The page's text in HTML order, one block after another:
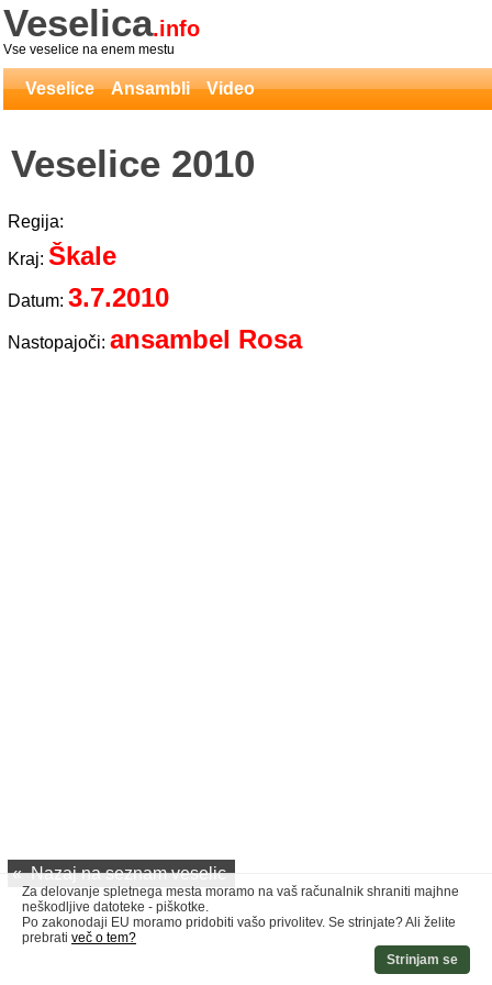
Veselica.info
Vse veselice na enem mestu
Veselice Ansambli Video
Veselice 2010
Regija:
Kraj: Škale
Datum: 3.7.2010
Nastopajoči: ansambel Rosa
« Nazaj na seznam veselic
Za delovanje spletnega mesta moramo na vaš računalnik shraniti majhne
neškodljive datoteke - piškotke.
Po zakonodaji EU moramo pridobiti vašo privolitev. Se strinjate? Ali želite
prebrati več o tem?
Strinjam se